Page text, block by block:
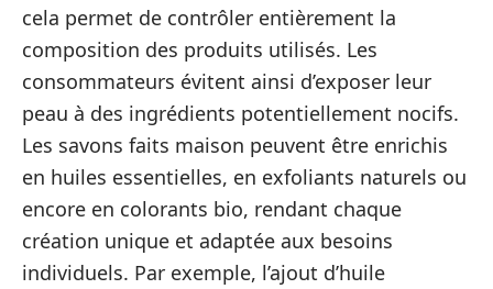
cela permet de contrôler entièrement la
composition des produits utilisés. Les
consommateurs évitent ainsi d’exposer leur
peau à des ingrédients potentiellement nocifs.
Les savons faits maison peuvent être enrichis
en huiles essentielles, en exfoliants naturels ou
encore en colorants bio, rendant chaque
création unique et adaptée aux besoins
individuels. Par exemple, l’ajout d’huile